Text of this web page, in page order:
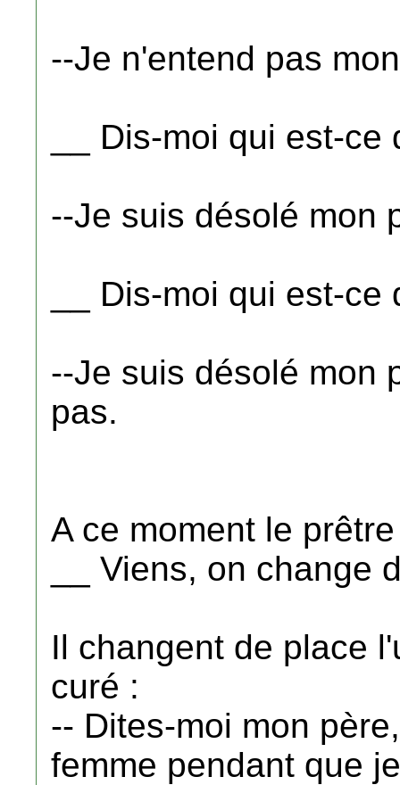
--Je n'entend pas
__ Dis-moi qui est-
--Je suis désolé mon
__ Dis-moi qui est-
--Je suis désolé mon
pas.
A ce moment le
__ Viens, on change
Il changent de place
curé :
-- Dites-moi mon
femme pendant que